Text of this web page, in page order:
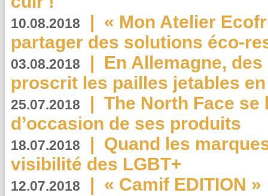
10.08.2018 | « Mon Atelier
partager des solutions éco-
03.08.2018 | En Allemagne,
proscrit les pailles jetables
25.07.2018 | The North Face se
d’occasion de ses produits
18.07.2018 | Quand les
visibilité des LGBT+
12.07.2018 | « Camif EDITION